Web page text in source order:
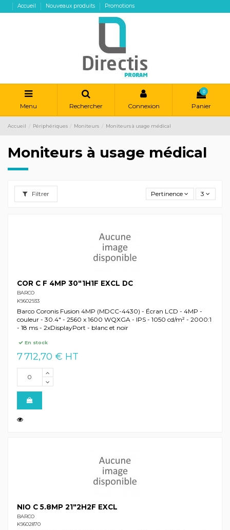
Accueil Nouveaux produits Promotions
Menu Rechercher Connexion
0
Panier
Accueil Périphériques Moniteurs Moniteurs à usage médical
Moniteurs à usage médical
Filtrer Pertinence 3
COR C F 4MP 30"1H1F EXCL DC
BARCO
K9602933
Barco Coronis Fusion 4MP (MDCC-4430) - Écran LCD - 4MP -
couleur - 30.4" - 2560 x 1600 WQXGA - IPS - 1050 cd/m² - 2000:1
- 18 ms - 2xDisplayPort - blanc et noir
En stock
7 712,70 € HT
NIO C 5.8MP 21"2H2F EXCL
BARCO
K9602870